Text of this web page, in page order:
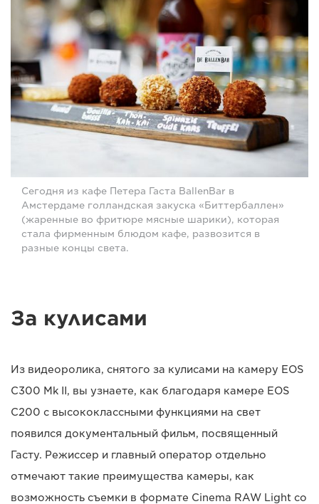
Сегодня из кафе Петера Гаста BallenBar в
Амстердаме голландская закуска «Биттербаллен»
(жаренные во фритюре мясные шарики), которая
стала фирменным блюдом кафе, развозится в
разные концы света.
За кулисами
Из видеоролика, снятого за кулисами на камеру EOS
C300 Mk II, вы узнаете, как благодаря камере EOS
C200 с высококлассными функциями на свет
появился документальный фильм, посвященный
Гасту. Режиссер и главный оператор отдельно
отмечают такие преимущества камеры, как
возможность съемки в формате Cinema RAW Light со